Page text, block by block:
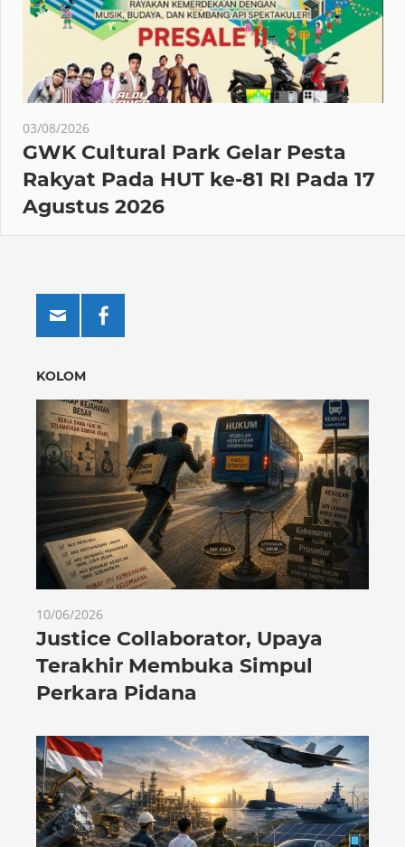
03/08/2026
GWK Cultural Park Gelar Pesta
Rakyat Pada HUT ke-81 RI Pada 17
Agustus 2026
KOLOM
10/06/2026
Justice Collaborator, Upaya
Terakhir Membuka Simpul
Perkara Pidana